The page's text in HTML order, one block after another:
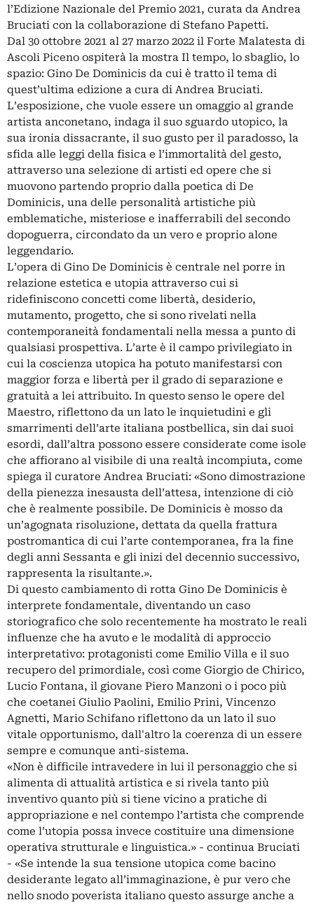
l’Edizione Nazionale del Premio 2021, curata da Andrea
Bruciati con la collaborazione di Stefano Papetti.
Dal 30 ottobre 2021 al 27 marzo 2022 il Forte Malatesta di
Ascoli Piceno ospiterà la mostra Il tempo, lo sbaglio, lo
spazio: Gino De Dominicis da cui è tratto il tema di
quest’ultima edizione a cura di Andrea Bruciati.
L’esposizione, che vuole essere un omaggio al grande
artista anconetano, indaga il suo sguardo utopico, la
sua ironia dissacrante, il suo gusto per il paradosso, la
sfida alle leggi della fisica e l’immortalità del gesto,
attraverso una selezione di artisti ed opere che si
muovono partendo proprio dalla poetica di De
Dominicis, una delle personalità artistiche più
emblematiche, misteriose e inafferrabili del secondo
dopoguerra, circondato da un vero e proprio alone
leggendario.
L’opera di Gino De Dominicis è centrale nel porre in
relazione estetica e utopia attraverso cui si
ridefiniscono concetti come libertà, desiderio,
mutamento, progetto, che si sono rivelati nella
contemporaneità fondamentali nella messa a punto di
qualsiasi prospettiva. L’arte è il campo privilegiato in
cui la coscienza utopica ha potuto manifestarsi con
maggior forza e libertà per il grado di separazione e
gratuità a lei attribuito. In questo senso le opere del
Maestro, riflettono da un lato le inquietudini e gli
smarrimenti dell’arte italiana postbellica, sin dai suoi
esordi, dall’altra possono essere considerate come isole
che affiorano al visibile di una realtà incompiuta, come
spiega il curatore Andrea Bruciati: «Sono dimostrazione
della pienezza inesausta dell’attesa, intenzione di ciò
che è realmente possibile. De Dominicis è mosso da
un’agognata risoluzione, dettata da quella frattura
postromantica di cui l’arte contemporanea, fra la fine
degli anni Sessanta e gli inizi del decennio successivo,
rappresenta la risultante.».
Di questo cambiamento di rotta Gino De Dominicis è
interprete fondamentale, diventando un caso
storiografico che solo recentemente ha mostrato le reali
influenze che ha avuto e le modalità di approccio
interpretativo: protagonisti come Emilio Villa e il suo
recupero del primordiale, così come Giorgio de Chirico,
Lucio Fontana, il giovane Piero Manzoni o i poco più
che coetanei Giulio Paolini, Emilio Prini, Vincenzo
Agnetti, Mario Schifano riflettono da un lato il suo
vitale opportunismo, dall'altro la coerenza di un essere
sempre e comunque anti-sistema.
«Non è difficile intravedere in lui il personaggio che si
alimenta di attualità artistica e si rivela tanto più
inventivo quanto più si tiene vicino a pratiche di
appropriazione e nel contempo l’artista che comprende
come l’utopia possa invece costituire una dimensione
operativa strutturale e linguistica.» - continua Bruciati
- «Se intende la sua tensione utopica come bacino
desiderante legato all’immaginazione, è pur vero che
nello snodo poverista italiano questo assurge anche a